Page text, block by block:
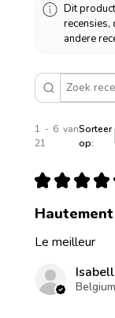
Dit
recensies,
andere
1 - 6 van
21
Sorteer
op:
★ ★ ★ ★
Le meilleur
Belgium